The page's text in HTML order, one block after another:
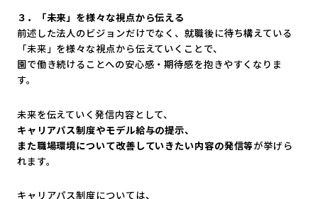
３．「未来」を様々な視点から伝える
前述した法人のビジョンだけでなく、就職後に待ち構えている
「未来」を様々な視点から伝えていくことで、
園で働き続けることへの安心感・期待感を抱きやすくなりま
す。
未来を伝えていく発信内容として、
キャリアパス制度やモデル給与の提示、
また職場環境について改善していきたい内容の発信等が挙げら
れま す。
キャリアパス制度については、